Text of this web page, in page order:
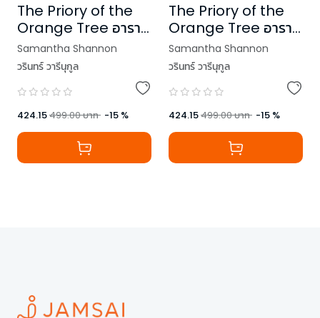
The Priory of the
Orange Tree อาราม
เวทมังกรไร้นาม เล่ม 1
Samantha Shannon
วรินทร์ วารีนุกูล
424.15499.00บาท -15 %
The Priory of the
Orange Tree อาราม
เวทมังกรไร้นาม เล่ม 2
Samantha Shannon
วรินทร์ วารีนุกูล
424.15499.00บาท -15 %